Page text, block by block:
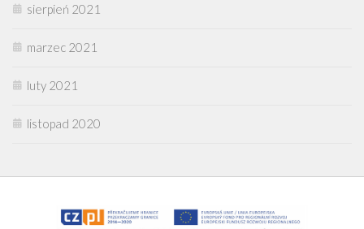
sierpień 2021
marzec 2021
luty 2021
listopad 2020